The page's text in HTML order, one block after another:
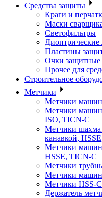
Средства защиты
Краги и
Маски
Светофильтры
Пластины
Очки защитные
Прочее для
Строительное
Метчики
Метчики
Метчики
ISO, TICN-C
Метчики
канавкой,
Метчики
HSSE, TICN-C
Метчики
Метчики
Метчики HSS-
Держатель